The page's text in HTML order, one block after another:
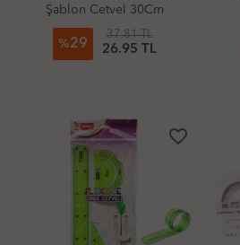
Şablon Cetvel 30Cm
%29
37.81 TL
26.95 TL
favorite_border